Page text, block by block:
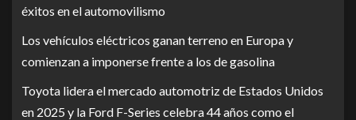
éxitos en el automovilismo
Los vehículos eléctricos ganan terreno en Europa y
comienzan a imponerse frente a los de gasolina
Toyota lidera el mercado automotriz de Estados Unidos
en 2025 y la Ford F-Series celebra 44 años como el